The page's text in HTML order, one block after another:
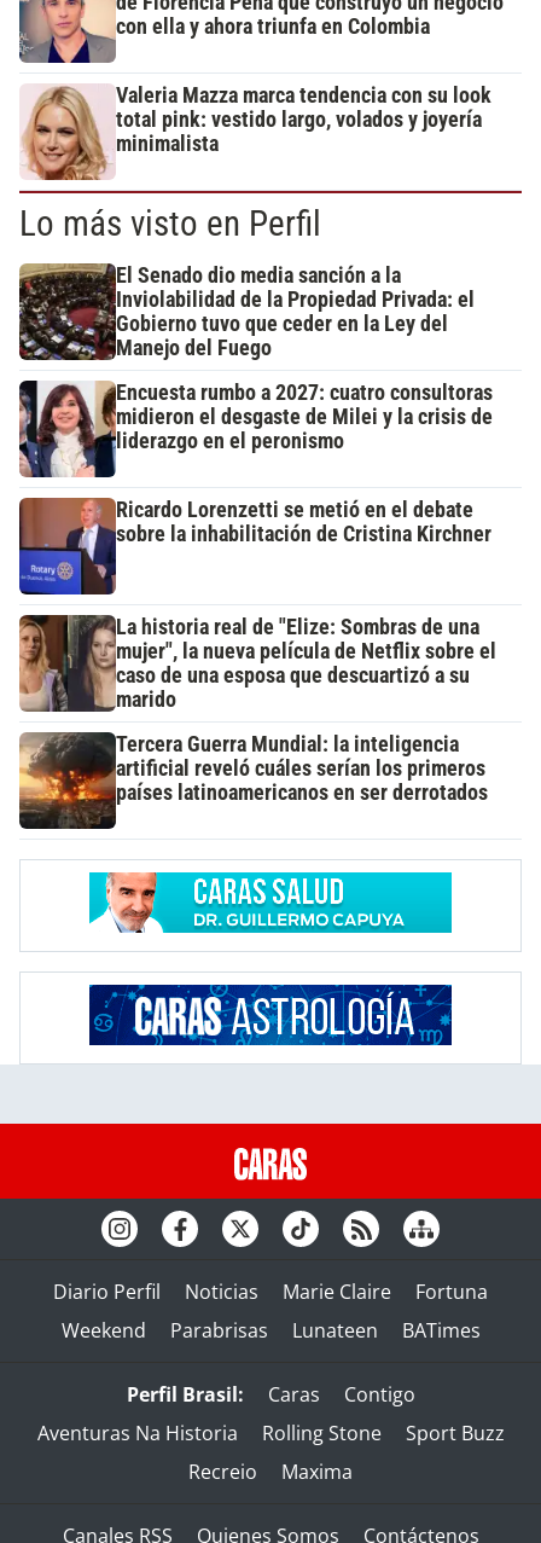
con ella y ahora triunfa en Colombia
Valeria Mazza marca tendencia con su look
total pink: vestido largo, volados y joyería
minimalista
Lo más visto en Perfil
El Senado dio media sanción a la
Inviolabilidad de la Propiedad Privada: el
Gobierno tuvo que ceder en la Ley del
Manejo del Fuego
Encuesta rumbo a 2027: cuatro consultoras
midieron el desgaste de Milei y la crisis de
liderazgo en el peronismo
Ricardo Lorenzetti se metió en el debate
sobre la inhabilitación de Cristina Kirchner
La historia real de "Elize: Sombras de una
mujer", la nueva película de Netflix sobre el
caso de una esposa que descuartizó a su
marido
Tercera Guerra Mundial: la inteligencia
artificial reveló cuáles serían los primeros
países latinoamericanos en ser derrotados
Diario Perfil Noticias Marie Claire
Fortuna
Weekend
Parabrisas Lunateen BATimes
Perfil Brasil: Caras
Contigo
Aventuras Na Historia
Rolling Stone
Sport Buzz
Recreio
Maxima
Canales RSS Quienes Somos Contáctenos